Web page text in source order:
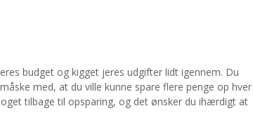
budget og kigget jeres udgifter lidt igennem. Du
med, at du ville kunne spare flere penge op hver
tilbage til opsparing, og det ønsker du ihærdigt at